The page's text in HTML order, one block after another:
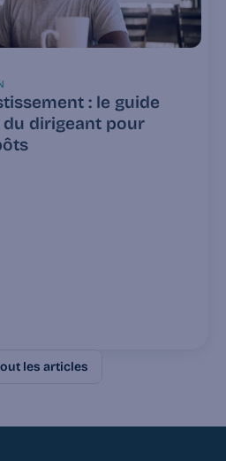
: le guide
dirigeant pour
les articles